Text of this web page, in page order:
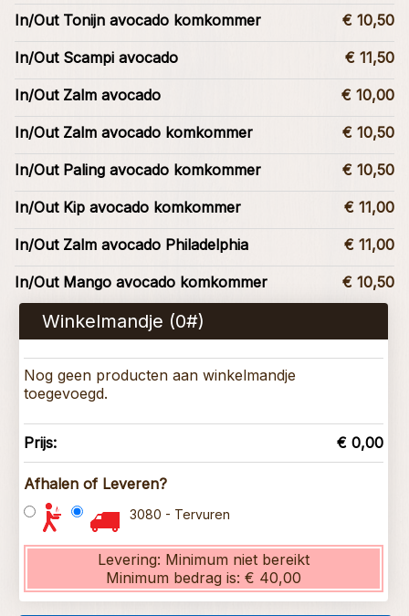
In/Out Tonijn avocado komkommer € 10,50
In/Out Scampi avocado € 11,50
In/Out Zalm avocado € 10,00
In/Out Zalm avocado komkommer € 10,50
In/Out Paling avocado komkommer € 10,50
In/Out Kip avocado komkommer € 11,00
In/Out Zalm avocado Philadelphia € 11,00
In/Out Mango avocado komkommer € 10,50
Winkelmandje (0#)
Nog geen producten aan winkelmandje
toegevoegd.
Prijs: € 0,00
Afhalen of Leveren?
3080 - Tervuren
Levering: Minimum niet bereikt
Minimum bedrag is: € 40,00